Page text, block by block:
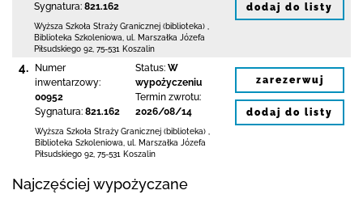
Sygnatura: 821.162
Wyższa Szkoła Straży Granicznej (biblioteka)
Biblioteka Szkoleniowa, ul. Marszałka Józefa
Piłsudskiego 92 75-531 Koszalin
dodaj do listy
4.
Numer
inwentarzowy:
00952
Sygnatura: 821.162
Status: W
wypożyczeniu
Termin zwrotu:
2026/08/14
Wyższa Szkoła Straży Granicznej (biblioteka)
Biblioteka Szkoleniowa, ul. Marszałka Józefa
Piłsudskiego 92 75-531 Koszalin
zarezerwuj
dodaj do listy
Najczęściej wypożyczane